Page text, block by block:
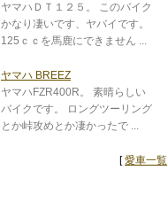
ヤマハＤＴ１２５。 このバイク
かなり凄いです、ヤバイです。
125ｃｃを馬鹿にできません ...
ヤマハ BREEZ
ヤマハFZR400R。 素晴らしい
バイクです。 ロングツーリング
とか峠攻めとか凄かったで ...
[愛車一覧